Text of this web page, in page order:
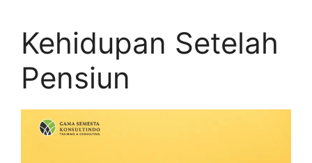
Kehidupan Setelah
Pensiun